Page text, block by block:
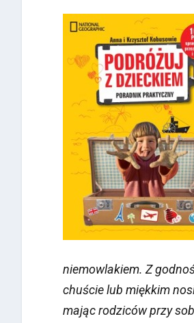
niemowlakiem. Z
chuście lub miękkim
mając rodziców przy